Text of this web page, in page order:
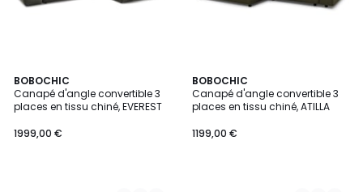
BOBOCHIC
Canapé d'angle convertible 3
places en tissu chiné, EVEREST
1999,00 €
9
Couleurs
BOBOCHIC
Canapé d'angle convertible 3
places en tissu chiné, ATILLA
1199,00 €
9
Couleurs